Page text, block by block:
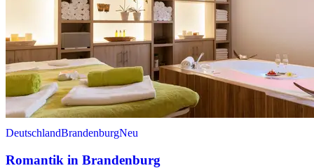
DeutschlandBrandenburgNeu
Romantik in Brandenburg